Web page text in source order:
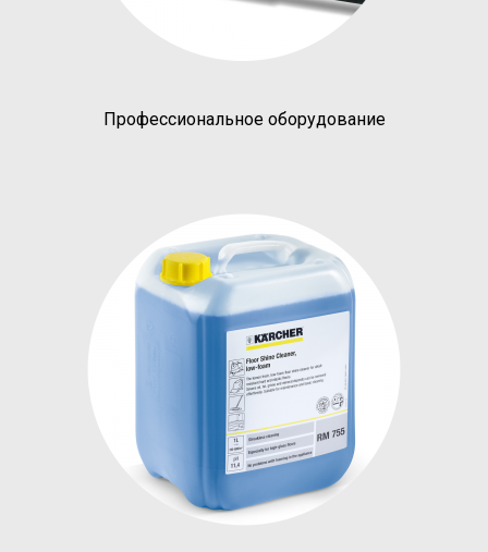
Профессиональное оборудование